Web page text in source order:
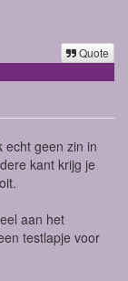
Quote
echt geen zin in
kant krijg je
aan het
testlapje voor